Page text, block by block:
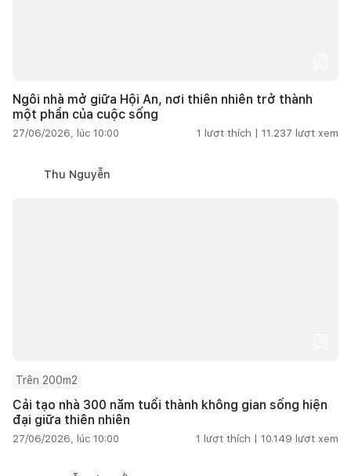
Ngôi nhà mở giữa Hội An, nơi thiên nhiên trở thành
một phần của cuộc sống
27/06/2026, lúc 10:00 1 lượt thích | 11.237 lượt xem
Thu Nguyễn
Trên 200m2
Cải tạo nhà 300 năm tuổi thành không gian sống hiện
đại giữa thiên nhiên
27/06/2026, lúc 10:00 1 lượt thích | 10.149 lượt xem